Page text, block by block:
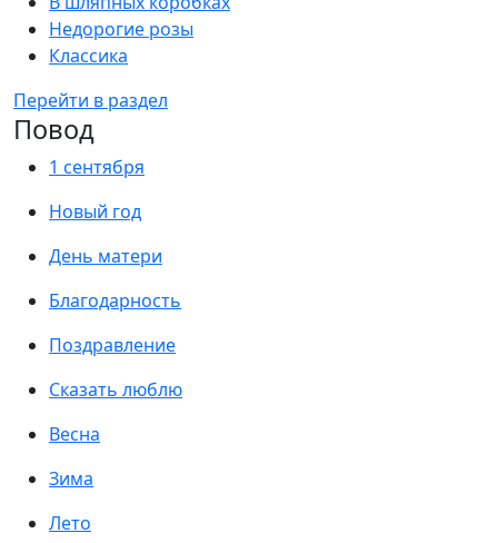
Недорогие розы
Классика
Перейти в раздел
Повод
1 сентября
Новый год
День матери
Благодарность
Поздравление
Сказать люблю
Весна
Зима
Лето